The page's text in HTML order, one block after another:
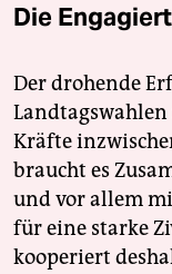
Die
Der drohende
Kräfte
braucht es
und vor allem
für eine starke
kooperiert